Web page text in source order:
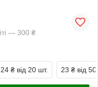
— 300 ₴
24 ₴ від 20 шт. 23 ₴ від